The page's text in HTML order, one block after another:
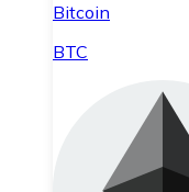
Bitcoin
BTC